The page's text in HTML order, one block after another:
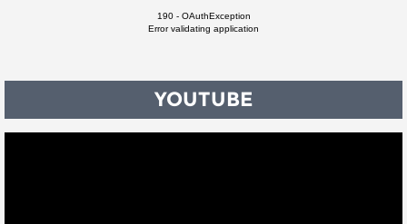
190 - OAuthException
Error validating application
YOUTUBE